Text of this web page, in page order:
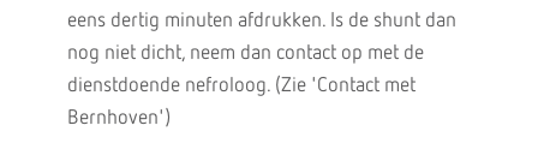
eens dertig minuten afdrukken. Is de shunt dan
nog niet dicht, neem dan contact op met de
dienstdoende nefroloog. (Zie 'Contact met
Bernhoven')